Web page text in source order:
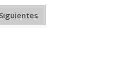
Siguientes